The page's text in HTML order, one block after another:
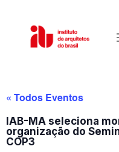
« Todos Eventos
IAB-MA seleciona
organização do
COP3